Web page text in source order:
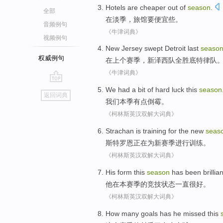
全部
音频例句
视频例句
权威例句
go
top
返回词典
Hotels are cheaper out of season
在淡季 ， 旅馆要便宜些。
《牛津词典》
New Jersey swept Detroit last season
在上个赛季， 新泽西队全胜底特律队。
《牛津词典》
We had a bit of hard luck this season
我们本季有点倒霉。
《柯林斯英汉双解大词典》
Strachan is training for the new
斯特罗恩正在为新赛季进行训练。
《柯林斯英汉双解大词典》
His form this season has been
他在本赛季的竞技状态一直很好。
《柯林斯英汉双解大词典》
How many goals has he missed this